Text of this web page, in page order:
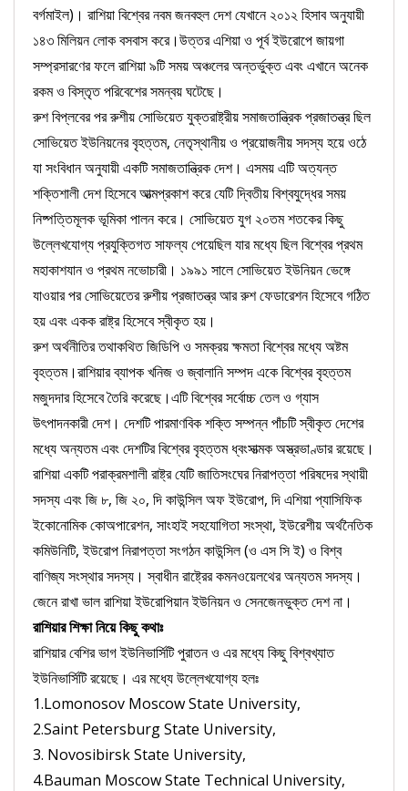
বর্গমাইল)। রাশিয়া বিশ্বের নবম জনবহুল দেশ যেখানে ২০১২ হিসাব অনুযায়ী
১৪৩ মিলিয়ন লোক বসবাস করে।উত্তর এশিয়া ও পূর্ব ইউরোপে জায়গা
সম্প্রসারণের ফলে রাশিয়া ৯টি সময় অঞ্চলের অন্তর্ভুক্ত এবং এখানে অনেক
রকম ও বিস্তৃত পরিবেশের সমন্বয় ঘটেছে।
রুশ বিপ্লবের পর রুশীয় সোভিয়েত যুক্তরাষ্ট্রীয় সমাজতান্ত্রিক প্রজাতন্ত্র ছিল
সোভিয়েত ইউনিয়নের বৃহত্তম, নেতৃস্থানীয় ও প্রয়োজনীয় সদস্য হয়ে ওঠে
যা সংবিধান অনুযায়ী একটি সমাজতান্ত্রিক দেশ। এসময় এটি অত্যন্ত
শক্তিশালী দেশ হিসেবে আত্মপ্রকাশ করে যেটি দ্বিতীয় বিশ্বযুদ্ধের সময়
নিষ্পত্তিমূলক ভূমিকা পালন করে। সোভিয়েত যুগ ২০তম শতকের কিছু
উল্লেখযোগ্য প্রযুক্তিগত সাফল্য পেয়েছিল যার মধ্যে ছিল বিশ্বের প্রথম
মহাকাশযান ও প্রথম নভোচারী। ১৯৯১ সালে সোভিয়েত ইউনিয়ন ভেঙ্গে
যাওয়ার পর সোভিয়েতের রুশীয় প্রজাতন্ত্র আর রুশ ফেডারেশন হিসেবে গঠিত
হয় এবং একক রাষ্ট্র হিসেবে স্বীকৃত হয়।
রুশ অর্থনীতির তথাকথিত জিডিপি ও সমক্রয় ক্ষমতা বিশ্বের মধ্যে অষ্টম
বৃহত্তম।রাশিয়ার ব্যাপক খনিজ ও জ্বালানি সম্পদ একে বিশ্বের বৃহত্তম
মজুদদার হিসেবে তৈরি করেছে।এটি বিশ্বের সর্বোচ্চ তেল ও গ্যাস
উৎপাদনকারী দেশ। দেশটি পারমাণবিক শক্তি সম্পন্ন পাঁচটি স্বীকৃত দেশের
মধ্যে অন্যতম এবং দেশটির বিশ্বের বৃহত্তম ধ্বংসাত্মক অস্ত্রভাণ্ডার রয়েছে।
রাশিয়া একটি পরাক্রমশালী রাষ্ট্র যেটি জাতিসংঘের নিরাপত্তা পরিষদের স্থায়ী
সদস্য এবং জি ৮, জি ২০, দি কাউন্সিল অফ ইউরোপ, দি এশিয়া প্যাসিফিক
ইকোনোমিক কোঅপারেশন, সাংহাই সহযোগিতা সংস্থা, ইউরেশীয় অর্থনৈতিক
কমিউনিটি, ইউরোপ নিরাপত্তা সংগঠন কাউন্সিল (ও এস সি ই) ও বিশ্ব
বাণিজ্য সংস্থার সদস্য। স্বাধীন রাষ্ট্রের কমনওয়েলথের অন্যতম সদস্য।
জেনে রাখা ভাল রাশিয়া ইউরোপিয়ান ইউনিয়ন ও সেনজেনভুক্ত দেশ না।
রাশিয়ার শিক্ষা নিয়ে কিছু কথাঃ
রাশিয়ার বেশির ভাগ ইউনিভার্সিটি পুরাতন ও এর মধ্যে কিছু বিশ্বখ্যাত
ইউনিভার্সিটি রয়েছে। এর মধ্যে উল্লেখযোগ্য হলঃ
1.Lomonosov Moscow State University,
2.Saint Petersburg State University,
3. Novosibirsk State University,
4.Bauman Moscow State Technical University,